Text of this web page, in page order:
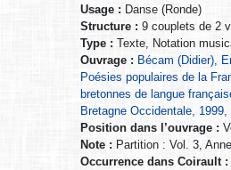
Usage : Danse (Ronde)
Structure : 9 couplets de 2
Type : Texte, Notation
Ouvrage : Bécam (Didier),
Poésies populaires de la
bretonnes de langue
Bretagne Occidentale, 1999,
Position dans l’ouvrage :
Note : Partition : Vol. 3,
Occurrence dans Coirault :